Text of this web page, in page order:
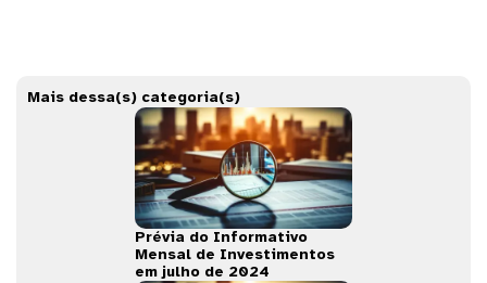
Mais dessa(s) categoria(s)
Prévia do Informativo
Mensal de Investimentos
em julho de 2024